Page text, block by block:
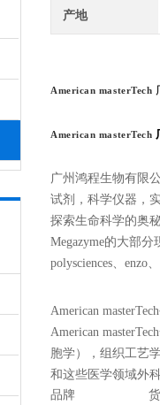
产地
American masterTech
American masterTech
广州鸿程生物有限
试剂，科学仪器，
探索生命科学的奥
Megazyme的大部分
polysciences、enzo
American
American
胞学），组织工艺
和这些医学领域外
品牌